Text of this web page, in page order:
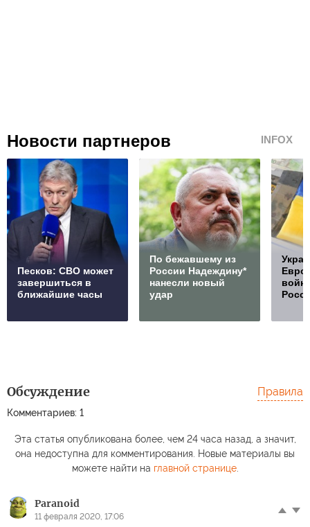
Новости партнеров INFOX
Песков: СВО может
завершиться в
ближайшие часы
По бежавшему из
России Надеждину*
нанесли новый
удар
Обсуждение
Комментариев: 1
Правила
Эта статья опубликована более, чем 24 часа назад, а значит,
она недоступна для комментирования. Новые материалы вы
можете найти на главной странице.
Paranoid
11 февраля 2020, 17:06